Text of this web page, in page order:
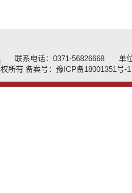
联系电话：0371-56826668
单
权所有 备案号： 豫ICP备18001351号-1